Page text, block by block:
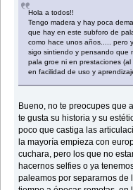
Hola a todos!!
Tengo madera y hay poca
que hay en este subforo de
como hace unos años..... pero
sigo sintiendo y pensando que
pala groe ni en prestaciones
en facilidad de uso y
Bueno, no te preocupes que
te gusta su historia y su
poco que castiga las
la mayoría empieza con
cuchara, pero los que no
hacernos selfies o ya
paleamos por separarnos de